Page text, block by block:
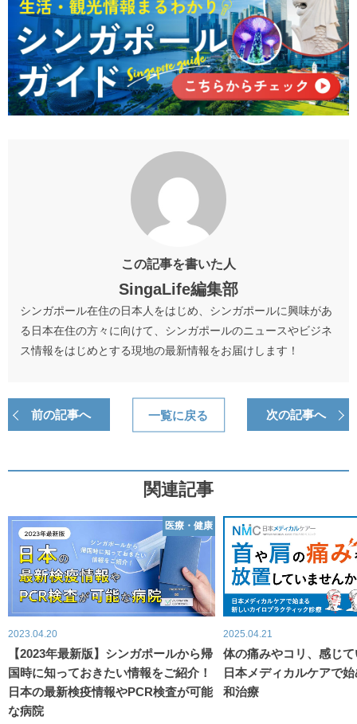
この記事を書いた人
SingaLife編集部
シンガポール在住の日本人をはじめ、シンガポールに興味があ
る日本在住の方々に向けて、シンガポールのニュースやビジネ
ス情報をはじめとする現地の最新情報をお届けします！
前の記事へ 次の記事へ
一覧に戻る
関連記事
医療・健康
2023.04.20
【2023年最新版】シンガポールから帰
国時に知っておきたい情報をご紹介！
日本の最新検疫情報やPCR検査が可能
な病院
2025.04.21
体の痛みやコリ、感じ
日本メディカルケアで
和治療